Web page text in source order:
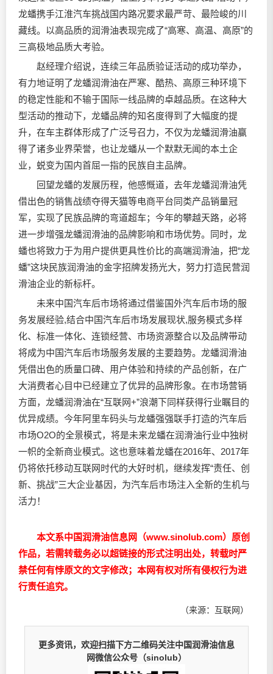
龙蟠携手江淮汽车挑战国内路况要求最严苛、最险峻的川
藏线。以高品质的润滑油表现完成了“高寒、高温、高原”的
三高极地品质大考验。
赵经理介绍说，连续三年品质验证活动的成功举办，
有力地证明了龙蟠润滑油在严寒、酷热、高原三种环境下
的稳定性能和不输于国际一线品牌的卓越品质。在这种大
型活动的推动下，龙蟠品牌的知名度得到了大幅度的提
升，在车主群体形成了广泛号召力，不仅为龙蟠润滑油赢
得了诸多业界荣誉，也让龙蟠从一个默默无闻的本土企
业，蜕变为国内首屈一指的民族自主品牌。
回望龙蟠的发展历程，他感慨道，去年龙蟠润滑油凭
借出色的销售战绩夺得天猫等电商平台同类产品销量冠
军，实现了民族品牌的弯道超车；今年的攀越天路，必将
进一步增强龙蟠润滑油的品牌影响和市场优势。同时，龙
蟠也将致力于为用户提供更具性价比的高端润滑油，把“龙
蟠”这块民族润滑油的金字招牌发扬光大，努力打造民营润
滑油企业的新标杆。
未来中国汽车后市场将通过借鉴国外汽车后市场的服
务发展经验,结合中国汽车后市场发展现状,服务模式多样
化、标准一体化、连锁经营、市场资源整合以及品牌带动
将成为中国汽车后市场服务发展的主要趋势。龙蟠润滑油
凭借出色的质量口碑、用户体验和持续的产品创新，在广
大消费者心目中已经建立了优异的品牌形象。在市场营销
方面，龙蟠润滑油在“互联网+”浪潮下同样获得行业瞩目的
优异成绩。今年阿里车码头与龙蟠强强联手打造的汽车后
市场O2O的全景模式，将是未来龙蟠在润滑油行业中独树
一帜的全新商业模式。这也意味着龙蟠在2016年、2017年
仍将依托移动互联网时代的大好时机，继续发挥“责任、创
新、挑战”三大企业基因，为汽车后市场注入全新的生机与
活力！
本文系中国润滑油信息网（www.sinolub.com）原创
作品，若需转载务必以超链接的形式注明出处，转载时严
禁任何有悖原文的文字修改；本网有权对所有侵权行为进
行责任追究。
（来源：互联网）
更多资讯，欢迎扫描下方二维码关注中国润滑油信息
网微信公众号（sinolub）